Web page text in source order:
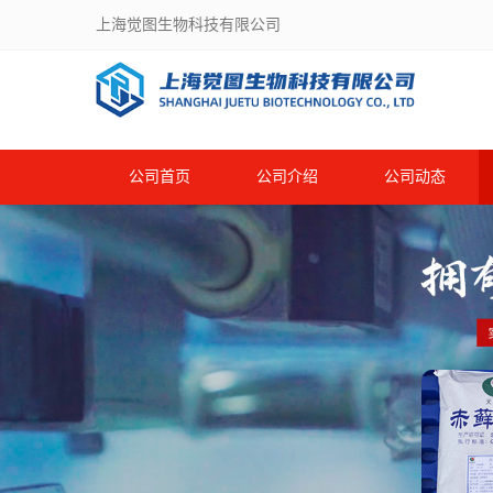
上海觉图生物科技有限公司
公司首页 公司介绍 公司动态